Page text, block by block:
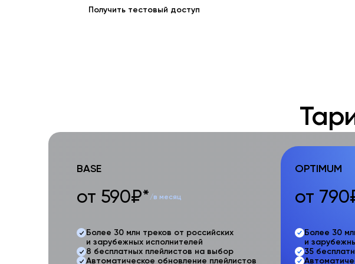
Получить тестовый доступ
BASE
от 590₽* /в месяц
Более 30 млн треков от российских
и зарубежных исполнителей
8 бесплатных плейлистов на выбор
Автоматическое обновление плейлистов
OPTIMUM
от
Более 30
и
35